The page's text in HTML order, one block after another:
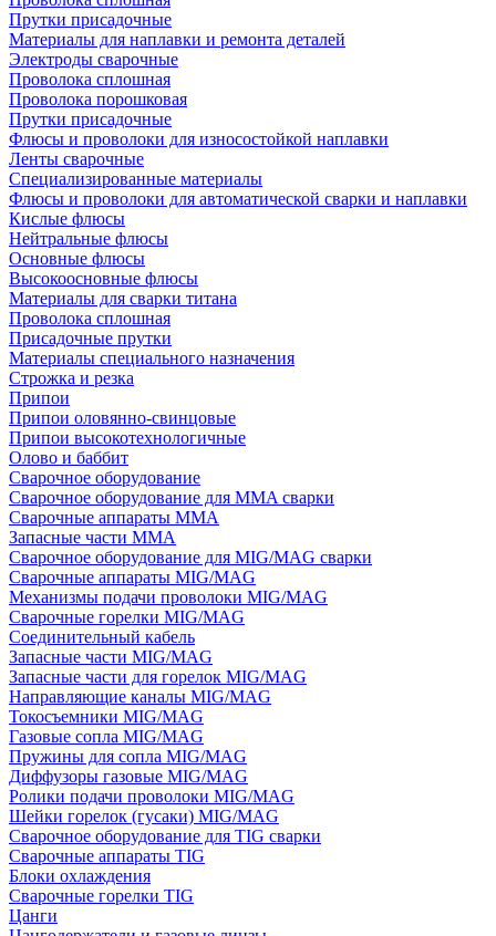
Прутки присадочные
Материалы для наплавки и ремонта деталей
Электроды сварочные
Проволока сплошная
Проволока порошковая
Прутки присадочные
Флюсы и проволоки для износостойкой наплавки
Ленты сварочные
Специализированные материалы
Флюсы и проволоки для автоматической сварки и наплавки
Кислые флюсы
Нейтральные флюсы
Основные флюсы
Высокоосновные флюсы
Материалы для сварки титана
Проволока сплошная
Присадочные прутки
Материалы специального назначения
Строжка и резка
Припои
Припои оловянно-свинцовые
Припои высокотехнологичные
Олово и баббит
Сварочное оборудование
Сварочное оборудование для MMA сварки
Сварочные аппараты MMA
Запасные части MMA
Сварочное оборудование для MIG/MAG сварки
Сварочные аппараты MIG/MAG
Механизмы подачи проволоки MIG/MAG
Сварочные горелки MIG/MAG
Соединительный кабель
Запасные части MIG/MAG
Запасные части для горелок MIG/MAG
Направляющие каналы MIG/MAG
Токосъемники MIG/MAG
Газовые сопла MIG/MAG
Пружины для сопла MIG/MAG
Диффузоры газовые MIG/MAG
Ролики подачи проволоки MIG/MAG
Шейки горелок (гусаки) MIG/MAG
Сварочное оборудование для TIG сварки
Сварочные аппараты TIG
Блоки охлаждения
Сварочные горелки TIG
Цанги